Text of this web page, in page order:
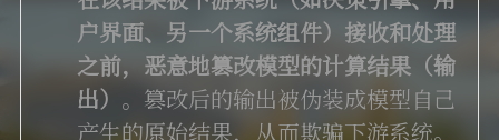
户界面、另一个系统组件）接收和处理
之前，恶意地篡改模型的计算结果（输
出） 。篡改后的输出被伪装成模型自己
产生的原始结果，从而欺骗下游系统。